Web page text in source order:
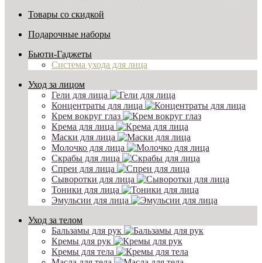
Товары со скидкой
Подарочные наборы
Бьюти-Гаджеты
Система ухода для лица
Уход за лицом
Гели для лица
Концентраты для лица
Крем вокруг глаз
Крема для лица
Маски для лица
Молочко для лица
Скрабы для лица
Спреи для лица
Сыворотки для лица
Тоники для лица
Эмульсии для лица
Уход за телом
Бальзамы для рук
Кремы для рук
Кремы для тела